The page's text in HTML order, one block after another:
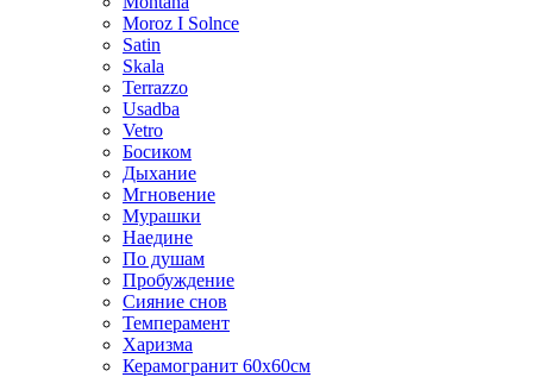
Moroz I Solnce
Satin
Skala
Terrazzo
Usadba
Vetro
Босиком
Дыхание
Мгновение
Мурашки
Наедине
По душам
Пробуждение
Сияние снов
Темперамент
Харизма
Керамогранит 60х60см